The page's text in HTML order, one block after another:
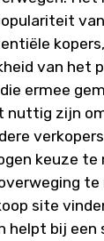
van het
ermee
nuttig zijn
keuze te
te
site
helpt bij een